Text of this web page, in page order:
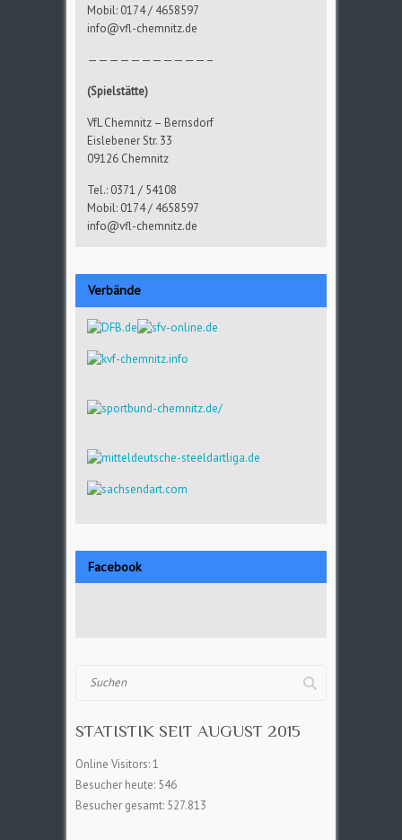
Mobil: 0174 / 4658597
info@vfl-chemnitz.de
———————————–
(Spielstätte)
VfL Chemnitz – Bernsdorf
Eislebener Str. 33
09126 Chemnitz
Tel.: 0371 / 54108
Mobil: 0174 / 4658597
info@vfl-chemnitz.de
Verbände
Facebook
STATISTIK SEIT AUGUST 2015
Online Visitors:1
Besucher heute: 546
Besucher gesamt: 527.813